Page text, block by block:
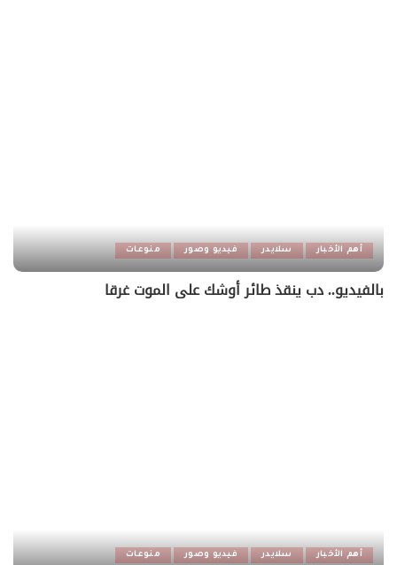
أهم الأخبار سلايدر فيديو وصور منوعات
بالفيديو.. دب ينقذ طائر أوشك على الموت غرقا
أهم الأخبار سلايدر فيديو وصور منوعات